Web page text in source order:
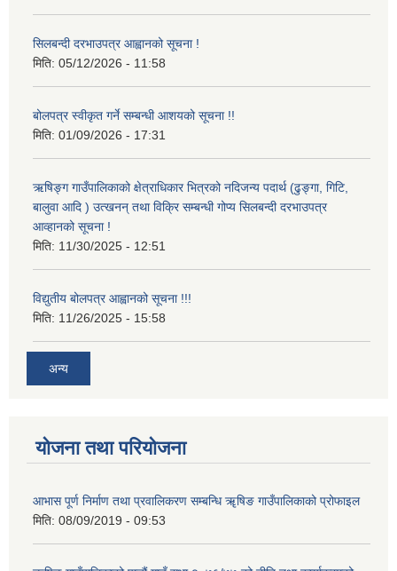
सिलबन्दी दरभाउपत्र आह्वानको सूचना !
मिति: 05/12/2026 - 11:58
बोलपत्र स्वीकृत गर्ने सम्बन्धी आशयको सूचना !!
मिति: 01/09/2026 - 17:31
ऋषिङ्ग गाउँपालिकाको क्षेत्राधिकार भित्रको नदिजन्य पदार्थ (ढुङ्गा, गिटि,
बालुवा आदि ) उत्खनन् तथा विक्रि सम्बन्धी गोप्य सिलबन्दी दरभाउपत्र
आव्हानको सूचना !
मिति: 11/30/2025 - 12:51
विद्युतीय बोलपत्र आह्वानको सूचना !!!
मिति: 11/26/2025 - 15:58
अन्य
योजना तथा परियोजना
आभास पूर्ण निर्माण तथा प्रवालिकरण सम्बन्धि ॠषिङ गाउँपालिकाको प्रोफाइल
मिति: 08/09/2019 - 09:53